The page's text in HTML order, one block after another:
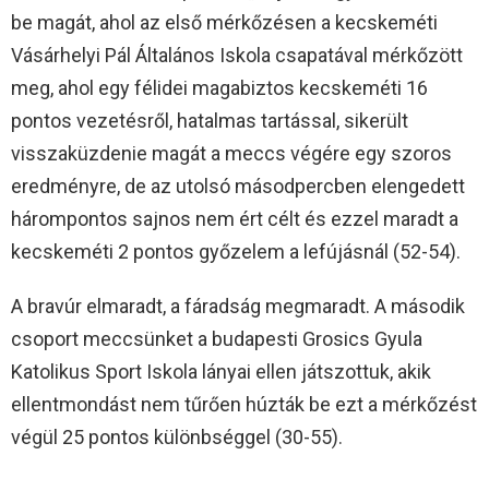
be magát, ahol az első mérkőzésen a kecskeméti
Vásárhelyi Pál Általános Iskola csapatával mérkőzött
meg, ahol egy félidei magabiztos kecskeméti 16
pontos vezetésről, hatalmas tartással, sikerült
visszaküzdenie magát a meccs végére egy szoros
eredményre, de az utolsó másodpercben elengedett
hárompontos sajnos nem ért célt és ezzel maradt a
kecskeméti 2 pontos győzelem a lefújásnál (52-54).
A bravúr elmaradt, a fáradság megmaradt. A második
csoport meccsünket a budapesti Grosics Gyula
Katolikus Sport Iskola lányai ellen játszottuk, akik
ellentmondást nem tűrően húzták be ezt a mérkőzést
végül 25 pontos különbséggel (30-55).